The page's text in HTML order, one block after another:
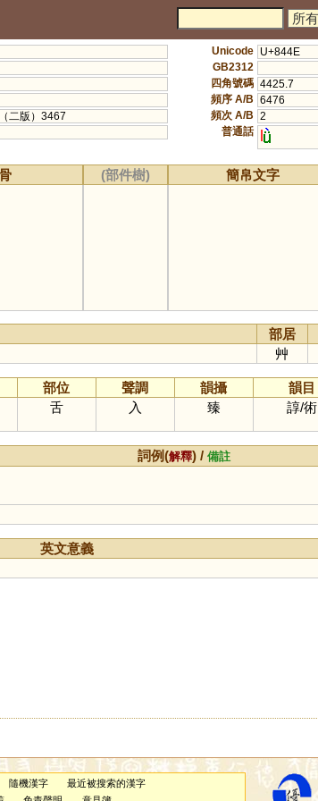
二版）3467
Unicode U+844E
GB2312
四角號碼 4425.7
頻序 A/B 6476
頻次 A/B 2
普通話 l
(部件樹) 簡帛文字
部居
艸
部位 聲調 韻攝 韻目
舌 入 臻 諄/術
詞例(解釋) /備註
英文意義
隨機漢字
最近被搜索的漢字